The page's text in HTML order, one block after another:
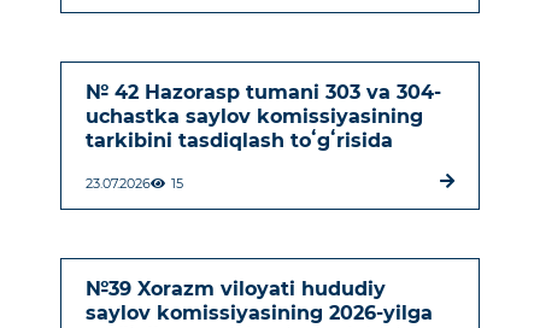
№ 42 Hazorasp tumani 303 va 304-
uchastka saylov komissiyasining
tarkibini tasdiqlash toʻgʻrisida
23.07.2026 15
№39 Xorazm viloyati hududiy
saylov komissiyasining 2026-yilga